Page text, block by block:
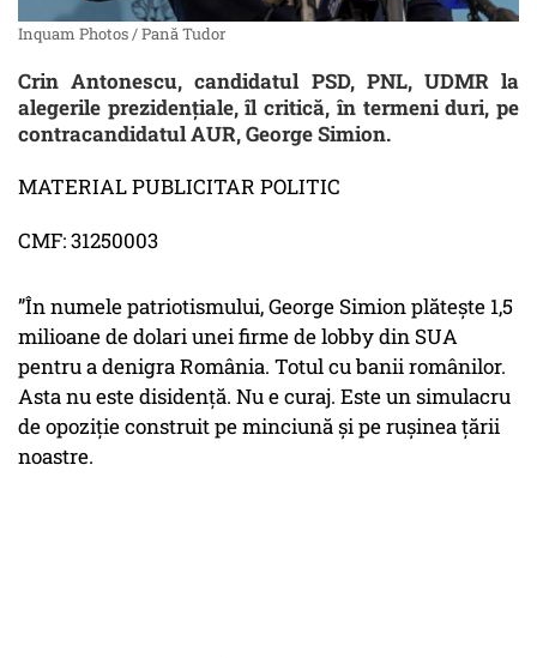
Inquam Photos / Pană Tudor
Crin Antonescu, candidatul PSD, PNL, UDMR la
alegerile prezidențiale, îl critică, în termeni duri, pe
contracandidatul AUR, George Simion.
MATERIAL PUBLICITAR POLITIC
CMF: 31250003
”În numele patriotismului, George Simion plătește 1,5
milioane de dolari unei firme de lobby din SUA
pentru a denigra România. Totul cu banii românilor.
Asta nu este disidență. Nu e curaj. Este un simulacru
de opoziție construit pe minciună și pe rușinea țării
noastre.